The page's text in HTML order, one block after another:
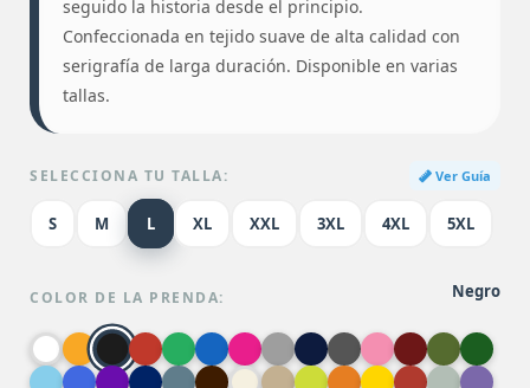
seguido la historia desde el principio.
Confeccionada en tejido suave de alta calidad con
serigrafía de larga duración. Disponible en varias
tallas.
SELECCIONA TU TALLA: Ver Guía
S M L XL XXL 3XL 4XL 5XL
COLOR DE LA PRENDA: Negro